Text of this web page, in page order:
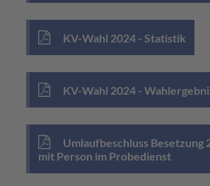
KV-Wahl 2024 - Statistik
KV-Wahl 2024 -
Umlaufbeschluss Besetzung
mit Person im Probedienst